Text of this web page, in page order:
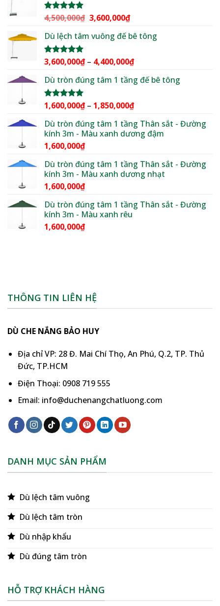
Được xếp
5 sao
4,500,000₫ Giá
là:
3,600,000₫Giá
tại
3,600,000₫.
Dù lệch tâm vuông đế bê tông
Được xếp
5 sao
3,600,000₫ – 4,400,000₫Khoảng
từ
đến
Dù tròn đúng tâm 1 tầng đế bê tông
Được xếp
5 sao
1,600,000₫ – 1,850,000₫Khoảng
từ
1,600,000₫
Dù tròn đúng tâm 1 tầng Thân sắt - Đường
kính 3m - Màu xanh dương đậm
1,600,000₫
Dù tròn đúng tâm 1 tầng Thân sắt - Đường
kính 3m - Màu xanh dương nhạt
1,600,000₫
Dù tròn đúng tâm 1 tầng Thân sắt - Đường
kính 3m - Màu xanh rêu
1,600,000₫
THÔNG TIN LIÊN HỆ
DÙ CHE NẮNG BẢO HUY
Địa chỉ VP: 28 Đ. Mai Chí Thọ, An Phú, Q.2, TP. Thủ
Đức, TP.HCM
Điện Thoại: 0908 719 555
Email: info@duchenangchatluong.com
DANH MỤC SẢN PHẨM
Dù lệch tâm vuông
Dù lệch tâm tròn
Dù nhập khẩu
Dù đúng tâm tròn
HỖ TRỢ KHÁCH HÀNG